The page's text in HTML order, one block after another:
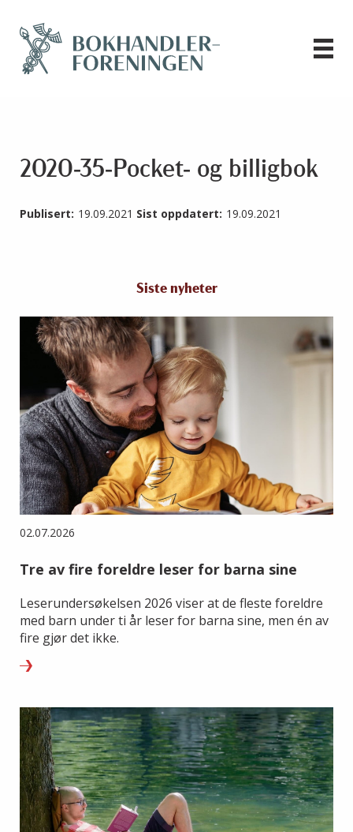
2020-35-Pocket- og billigbok
Publisert: 19.09.2021 Sist oppdatert: 19.09.2021
Siste nyheter
02.07.2026
Tre av fire foreldre leser for barna sine
Leserundersøkelsen 2026 viser at de fleste foreldre
med barn under ti år leser for barna sine, men én av
fire gjør det ikke.